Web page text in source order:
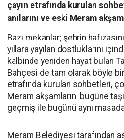
çayın etrafında kurulan
anılarını ve eski Meram
Bazı mekanlar; şehrin
yıllara yayılan dostluklarını
kalbinde yeniden hayat bulan
Bahçesi de tam olarak böyle
etrafında kurulan sohbetleri,
Meram akşamlarını bugüne
geçmiş ile bugünü aynı
Meram Belediyesi tarafından